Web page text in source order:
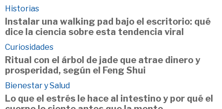
Historias
Instalar una walking pad bajo el escritorio: qué
dice la ciencia sobre esta tendencia viral
Curiosidades
Ritual con el árbol de jade que atrae dinero y
prosperidad, según el Feng Shui
Bienestar y Salud
Lo que el estrés le hace al intestino y por qué el